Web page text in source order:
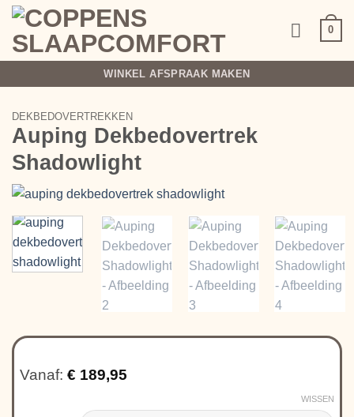
Ga
inhoud
0
WINKEL AFSPRAAK MAKEN
DEKBEDOVERTREKKEN
Auping Dekbedovertrek
Shadowlight
Vanaf: € 189,95
WISSEN